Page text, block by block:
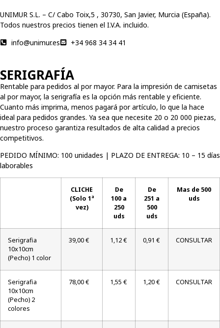
UNIMUR S.L. – C/ Cabo Toix,5 , 30730, San Javier, Murcia (España).
Todos nuestros precios tienen el I.V.A. incluido.
info@unimur.es
+34 968 34 34 41
SERIGRAFÍA
Rentable para pedidos al por mayor. Para la impresión de camisetas
al por mayor, la serigrafía es la opción más rentable y eficiente.
Cuanto más imprima, menos pagará por artículo, lo que la hace
ideal para pedidos grandes. Ya sea que necesite 20 o 20 000 piezas,
nuestro proceso garantiza resultados de alta calidad a precios
competitivos.
PEDIDO MÍNIMO: 100 unidades | PLAZO DE ENTREGA: 10 – 15 días
laborables
CLICHE
(Solo 1ª
vez)
De
100 a
250
uds
De
251 a
500
uds
Mas de 500
uds
Serigrafia
10x10cm
(Pecho) 1 color
39,00 € 1,12 € 0,91 € CONSULTAR
Serigrafia
10x10cm
(Pecho) 2
colores
78,00 € 1,55 € 1,20 € CONSULTAR